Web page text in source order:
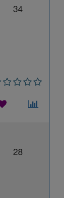
34
28